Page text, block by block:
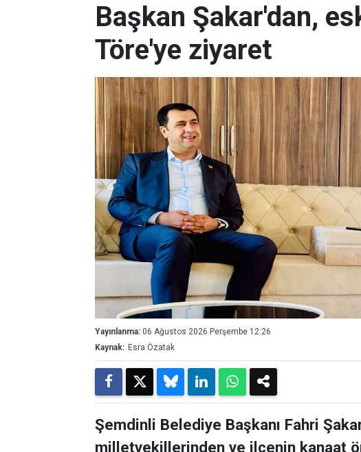
Başkan Şakar'dan,
Töre'ye ziyaret
Yayınlanma: 06 Ağustos 2026 Perşembe 12:26
Kaynak: Esra Özatak
Şemdinli Belediye Başkanı Fahri
milletvekillerinden ve ilçenin kanaat